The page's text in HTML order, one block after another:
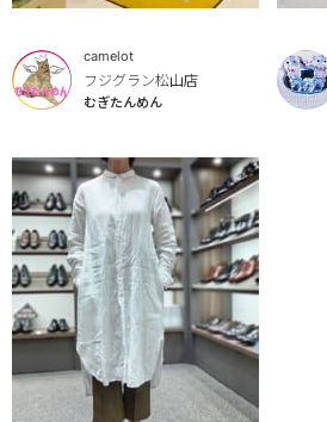
camelot
フジグラン松山店
むぎたんめん